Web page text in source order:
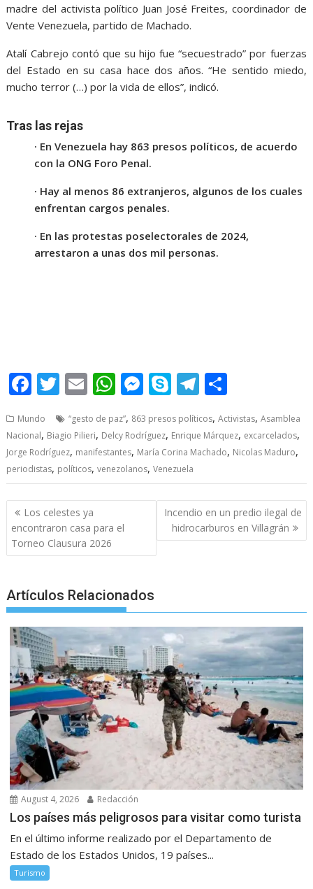
madre del activista político Juan José Freites, coordinador de
Vente Venezuela, partido de Machado.
Atalí Cabrejo contó que su hijo fue “secuestrado” por fuerzas
del Estado en su casa hace dos años. “He sentido miedo,
mucho terror (…) por la vida de ellos”, indicó.
Tras las rejas
· En Venezuela hay 863 presos políticos, de acuerdo
con la ONG Foro Penal.
· Hay al menos 86 extranjeros, algunos de los cuales
enfrentan cargos penales.
· En las protestas poselectorales de 2024,
arrestaron a unas dos mil personas.
F
e
b
o
o
k
T
itt
er
E
ai
l
W
at
s
A
p
p
M
ss
e
n
g
S
y
p
e
T
e
gr
m
ar
e
Mundo “gesto de paz”, 863 presos políticos,Activistas,Asamblea
Nacional, Biagio Pilieri, Delcy Rodríguez, Enrique Márquez, excarcelados,
Jorge Rodríguez, manifestantes, María Corina Machado, Nicolas Maduro,
periodistas, políticos,venezolanos,Venezuela
Post
navigation
Los celestes ya
encontraron casa para el
Torneo Clausura 2026
Incendio en un predio ilegal de
hidrocarburos en Villagrán
Artículos Relacionados
August 4, 2026 Redacción
Los países más peligrosos para visitar como turista
En el último informe realizado por el Departamento de
Estado de los Estados Unidos, 19 países...
Turismo